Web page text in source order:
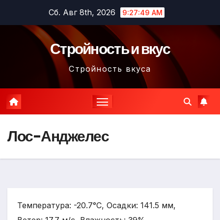
содержимому
Сб. Авг 8th, 2026 9:27:50 AM
Стройность и вкус
Стройность вкуса
Лос-Анджелес
Температура: -20.7°C, Осадки: 141.5 мм,